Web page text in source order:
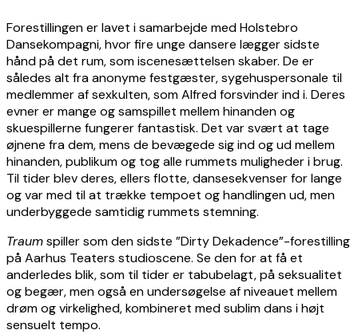
Forestillingen er lavet i samarbejde med Holstebro
Dansekompagni, hvor fire unge dansere lægger sidste
hånd på det rum, som iscenesættelsen skaber. De er
således alt fra anonyme festgæster, sygehuspersonale til
medlemmer af sexkulten, som Alfred forsvinder ind i. Deres
evner er mange og samspillet mellem hinanden og
skuespillerne fungerer fantastisk. Det var svært at tage
øjnene fra dem, mens de bevægede sig ind og ud mellem
hinanden, publikum og tog alle rummets muligheder i brug.
Til tider blev deres, ellers flotte, dansesekvenser for lange
og var med til at trække tempoet og handlingen ud, men
underbyggede samtidig rummets stemning.
Traumspiller som den sidste ”Dirty Dekadence”-forestilling
på Aarhus Teaters studioscene. Se den for at få et
anderledes blik, som til tider er tabubelagt, på seksualitet
og begær, men også en undersøgelse af niveauet mellem
drøm og virkelighed, kombineret med sublim dans i højt
sensuelt tempo.